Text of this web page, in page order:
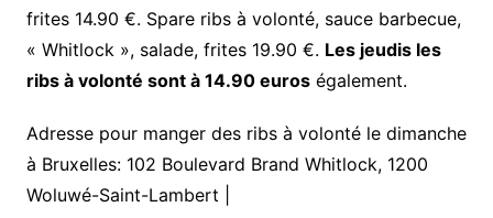
frites 14.90 €. Spare ribs à volonté, sauce barbecue,
« Whitlock », salade, frites 19.90 €. Les jeudis les
ribs à volonté sont à 14.90 euroségalement.
Adresse pour manger des ribs à volonté le dimanche
à Bruxelles: 102 Boulevard Brand Whitlock, 1200
Woluwé-Saint-Lambert |